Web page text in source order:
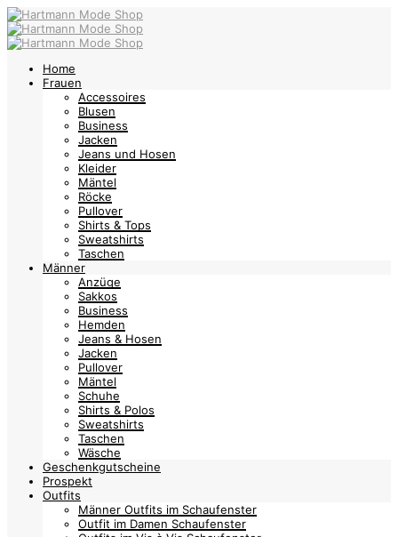
Home
Frauen
Accessoires
Blusen
Business
Jacken
Jeans und Hosen
Kleider
Mäntel
Röcke
Pullover
Shirts & Tops
Sweatshirts
Taschen
Männer
Anzüge
Sakkos
Business
Hemden
Jeans & Hosen
Jacken
Pullover
Mäntel
Schuhe
Shirts & Polos
Sweatshirts
Taschen
Wäsche
Geschenkgutscheine
Prospekt
Outfits
Männer Outfits im Schaufenster
Outfit im Damen Schaufenster